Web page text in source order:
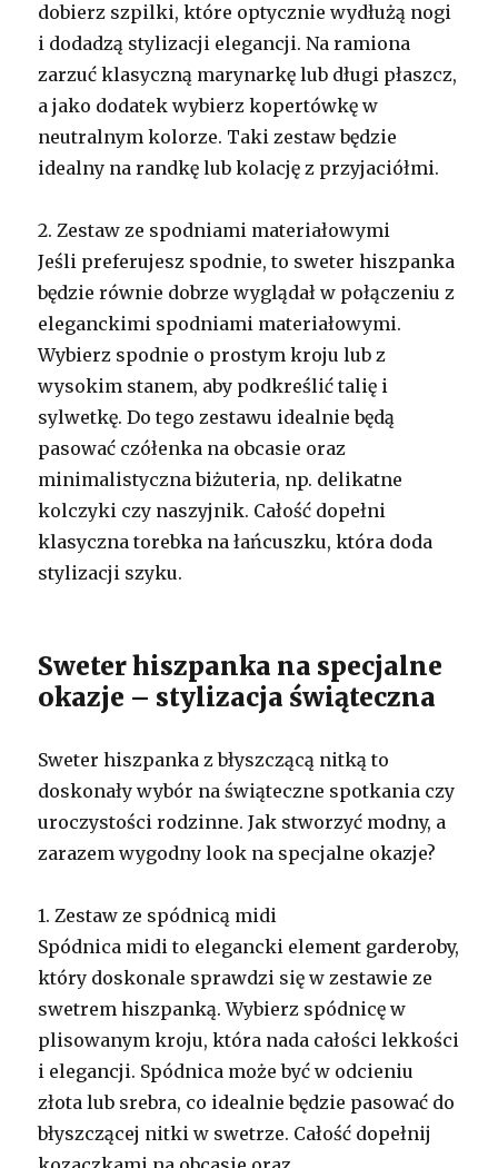
dobierz szpilki, które optycznie wydłużą nogi
i dodadzą stylizacji elegancji. Na ramiona
zarzuć klasyczną marynarkę lub długi płaszcz,
a jako dodatek wybierz kopertówkę w
neutralnym kolorze. Taki zestaw będzie
idealny na randkę lub kolację z przyjaciółmi.
2. Zestaw ze spodniami materiałowymi
Jeśli preferujesz spodnie, to sweter hiszpanka
będzie równie dobrze wyglądał w połączeniu z
eleganckimi spodniami materiałowymi.
Wybierz spodnie o prostym kroju lub z
wysokim stanem, aby podkreślić talię i
sylwetkę. Do tego zestawu idealnie będą
pasować czółenka na obcasie oraz
minimalistyczna biżuteria, np. delikatne
kolczyki czy naszyjnik. Całość dopełni
klasyczna torebka na łańcuszku, która doda
stylizacji szyku.
Sweter hiszpanka na specjalne
okazje – stylizacja świąteczna
Sweter hiszpanka z błyszczącą nitką to
doskonały wybór na świąteczne spotkania czy
uroczystości rodzinne. Jak stworzyć modny, a
zarazem wygodny look na specjalne okazje?
1. Zestaw ze spódnicą midi
Spódnica midi to elegancki element garderoby,
który doskonale sprawdzi się w zestawie ze
swetrem hiszpanką. Wybierz spódnicę w
plisowanym kroju, która nada całości lekkości
i elegancji. Spódnica może być w odcieniu
złota lub srebra, co idealnie będzie pasować do
błyszczącej nitki w swetrze. Całość dopełnij